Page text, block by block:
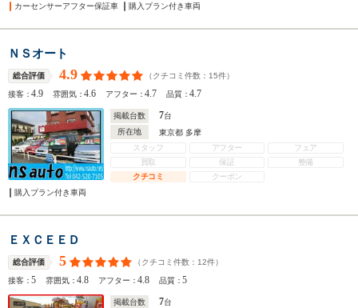
カーセンサーアフター保証車
購入プラン付き車両
ＮＳオート
総合評価 4.9 （クチコミ件数： 15件）
接客：4.9 雰囲気：4.6 アフター：4.7 品質：4.7
掲載台数 7台
所在地
東京都 多摩
スタッフ
アフター
フェア
買取
保証
整備
クチコミ
クーポン
購入プラン付き車両
ＥＸＣＥＥＤ
総合評価 5 （クチコミ件数： 12件）
接客：5 雰囲気：4.8 アフター：4.8 品質：5
掲載台数 7台